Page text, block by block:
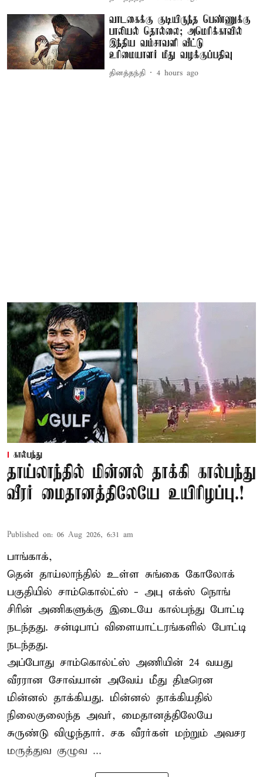
வாடகைக்கு குடியிருந்த பெண்ணுக்கு
பாலியல் தொல்லை; அமெரிக்காவில்
இந்திய வம்சாவளி வீட்டு
உரிமையாளர் மீது வழக்குப்பதிவு
தினத்தந்தி 4 hours ago
கால்பந்து
தாய்லாந்தில் மின்னல் தாக்கி கால்பந்து
வீரர் மைதானத்திலேயே உயிரிழப்பு.!
Published on: 06 Aug 2026, 6:31 am
பாங்காக்,
தென் தாய்லாந்தில் உள்ள சுங்கை கோலோக்
பகுதியில் சாம்கொல்ட்ஸ் - அபு எக்ஸ் நொங்
சிரின் அணிகளுக்கு இடையே கால்பந்து போட்டி
நடந்தது. சன்டிபாப் விளையாட்டரங்களில் போட்டி
நடந்தது.
அப்போது சாம்கொல்ட்ஸ் அணியின் 24 வயது
வீரரான சோவ்யான் அவேய் மீது திடீரென
மின்னல் தாக்கியது. மின்னல் தாக்கியதில்
நிலைகுலைந்த அவர், மைதானத்திலேயே
சுருண்டு விழுந்தார். சக வீரர்கள் மற்றும் அவசர
மருத்துவ குழுவ ...